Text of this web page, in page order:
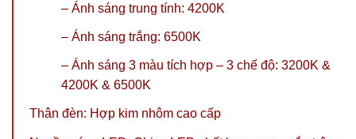
– Ánh sáng trung tính: 4200K
– Ánh sáng trắng: 6500K
– Ánh sáng 3 màu tích hợp – 3 chế độ: 3200K &
4200K & 6500K
Thân đèn: Hợp kim nhôm cao cấp